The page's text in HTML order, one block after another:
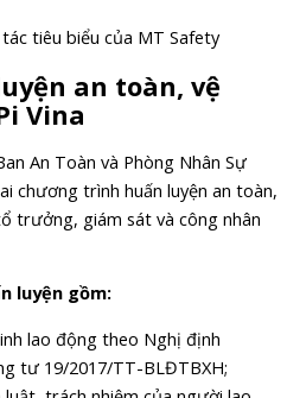
tiêu biểu của MT Safety
an toàn, vệ
Vina
An Toàn và Phòng Nhân Sự
chương trình huấn luyện an toàn,
trưởng, giám sát và công nhân
luyện gồm:
lao động theo Nghị định
tư 19/2017/TT-BLĐTBXH;